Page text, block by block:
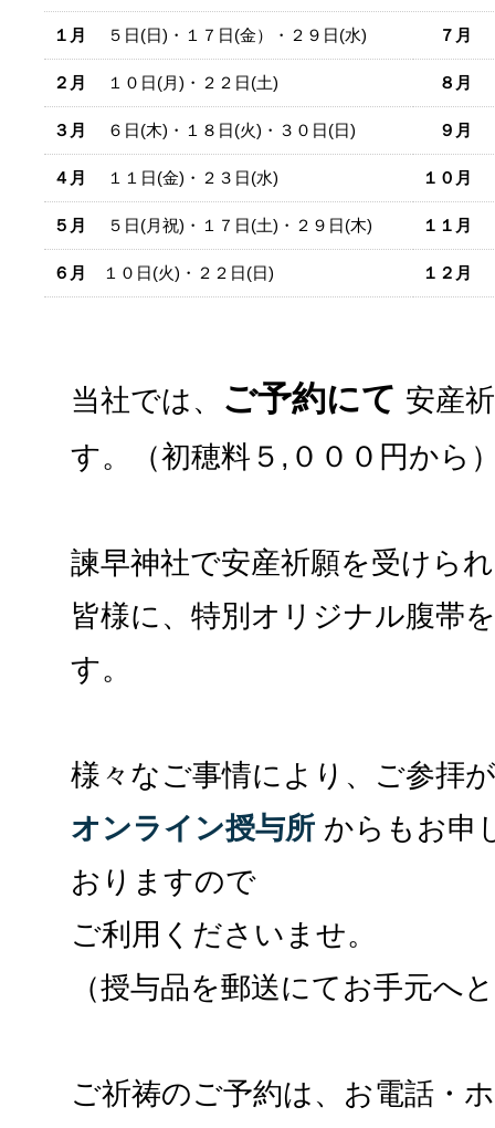
１月 ５日(日)・１７日(金）・２９日(水) ７月
２月 １０日(月)・２２日(土) ８月
３月 ６日(木)・１８日(火)・３０日(日) ９月
４月 １１日(金)・２３日(水) １０月
５月 ５日(月祝)・１７日(土)・２９日(木) １１月
６月 １０日(火)・２２日(日) １２月
当社では、 ご予約にて 安産
す。（初穂料５,０００円から
諫早神社で安産祈願を受けら
皆様に、特別オリジナル腹帯
す。
様々なご事情により、ご参拝
オンライン授与所 からもお申
おりますので
ご利用くださいませ。
（授与品を郵送にてお手元へ
ご祈祷のご予約は、お電話・